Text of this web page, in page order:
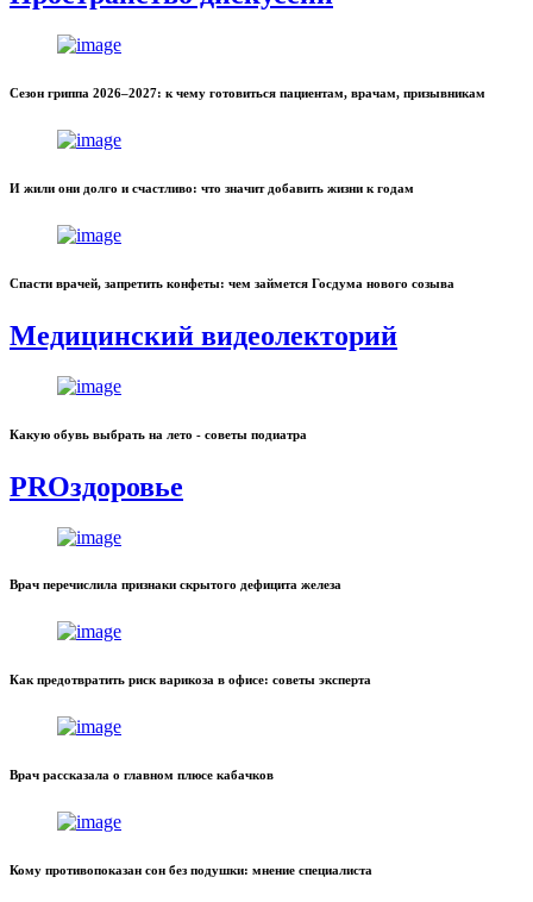
Сезон гриппа 2026–2027: к чему готовиться пациентам, врачам, призывникам
И жили они долго и счастливо: что значит добавить жизни к годам
Спасти врачей, запретить конфеты: чем займется Госдума нового созыва
Медицинский видеолекторий
Какую обувь выбрать на лето - советы подиатра
PROздоровье
Врач перечислила признаки скрытого дефицита железа
Как предотвратить риск варикоза в офисе: советы эксперта
Врач рассказала о главном плюсе кабачков
Кому противопоказан сон без подушки: мнение специалиста